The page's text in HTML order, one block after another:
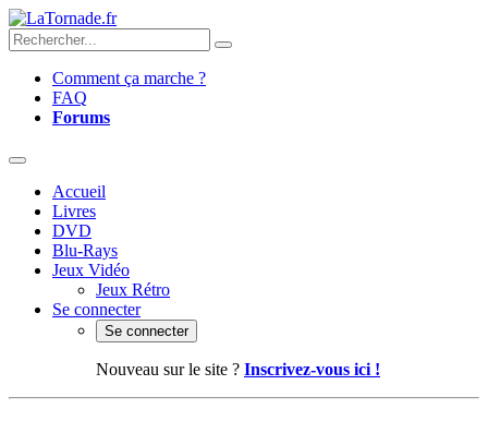
Comment ça marche ?
FAQ
Forums
Accueil
Livres
DVD
Blu-Rays
Jeux Vidéo
Jeux Rétro
Se connecter
Se connecter
Nouveau sur le site ? Inscrivez-vous ici !